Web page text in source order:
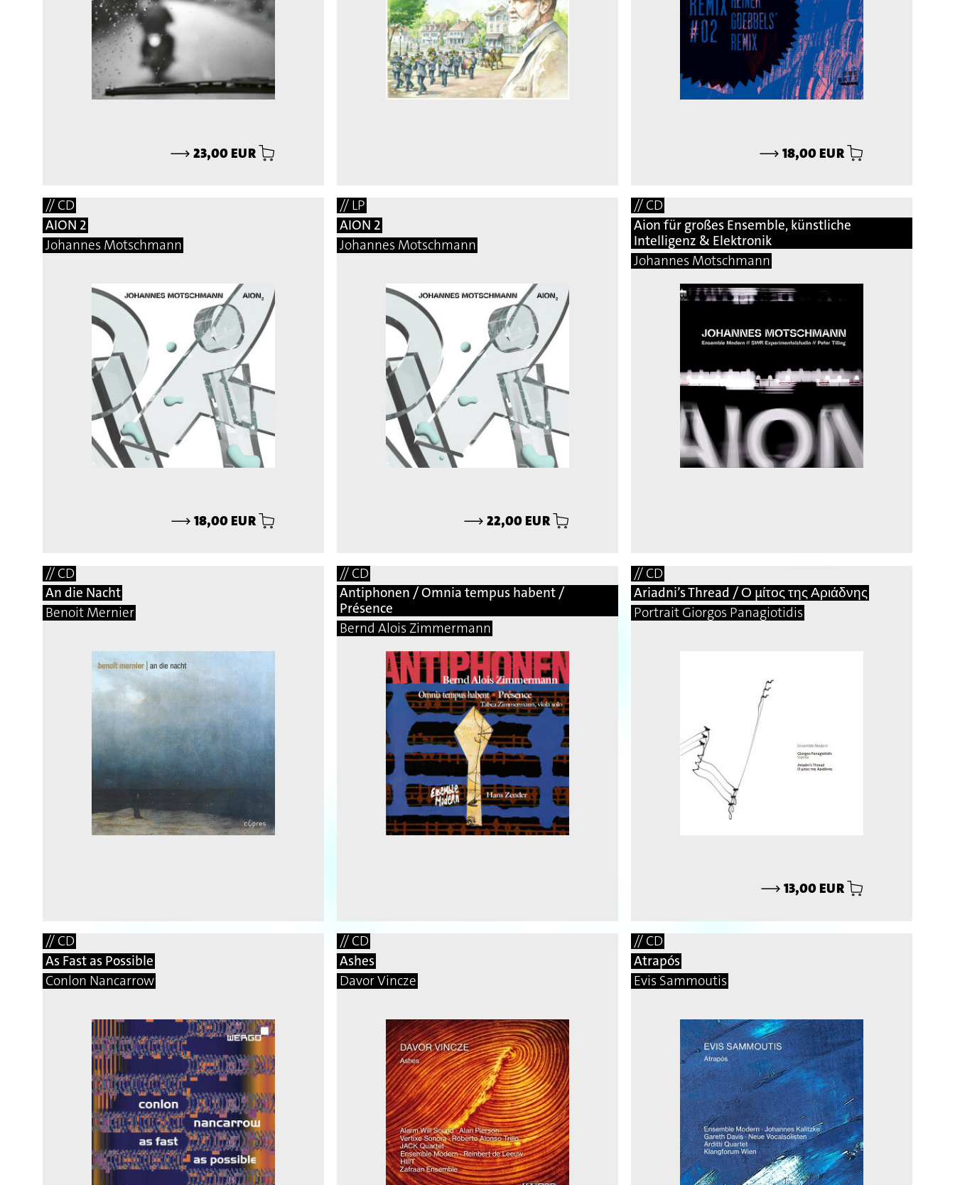
⟶ 23,00 EUR ⟶ 18,00 EUR
// CD
AION 2
Johannes Motschmann
⟶ 18,00 EUR
// LP
AION 2
Johannes Motschmann
⟶ 22,00 EUR
// CD
Aion für großes Ensemble, künstliche
Intelligenz & Elektronik
Johannes Motschmann
// CD
An die Nacht
Benoit Mernier
// CD
Antiphonen / Omnia tempus habent /
Présence
Bernd Alois Zimmermann
// CD
Ariadni’s Thread / Ο μίτος της Αριάδνης
Portrait Giorgos Panagiotidis
⟶ 13,00 EUR
// CD
As Fast as Possible
Conlon Nancarrow
// CD
Ashes
Davor Vincze
// CD
Atrapós
Evis Sammoutis